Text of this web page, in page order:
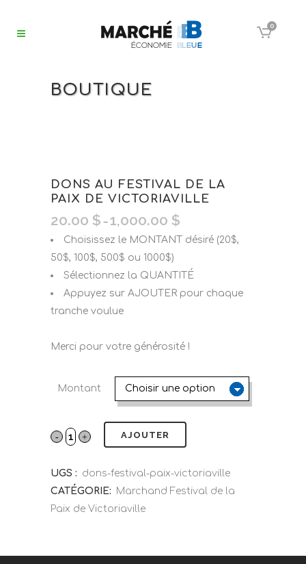
0
BOUTIQUE
DONS AU FESTIVAL DE LA
PAIX DE VICTORIAVILLE
20.00 $ – 1,000.00 $
Choisissez le MONTANT désiré (20$,
50$, 100$, 500$ ou 1000$)
Sélectionnez la QUANTITÉ
Appuyez sur AJOUTER pour chaque
tranche voulue
Merci pour votre générosité !
Montant
AJOUTER
UGS : dons-festival-paix-victoriaville
CATÉGORIE: Marchand Festival de la
Paix de Victoriaville